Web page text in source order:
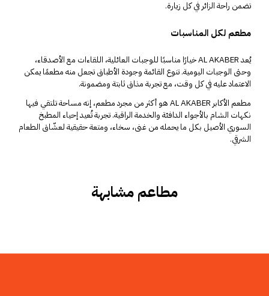
تضمن راحة الزائر في كل زيارة.
مطعم لكل المناسبات
يُعد AL AKABER خيارًا مناسبًا للوجبات العائلية، اللقاءات مع الأصدقاء،
وحتى الوجبات اليومية. تنوع القائمة وجودة الأطباق تجعل منه مطعمًا يمكن
الاعتماد عليه في كل وقت، مع تجربة مذاق ثابتة ومضمونة.
مطعم الأكابر AL AKABER هو أكثر من مجرد مطعم، إنه مساحة تلتقي فيها
نكهات الشام بالأجواء الدافئة والخدمة الراقية. تجربة تُعيد إحياء المطبخ
السوري الأصيل بكل ما يحمله من غنى، سخاء، ومتعة حقيقية لعشّاق الطعام
الشرقي.
مطاعم مشابهة